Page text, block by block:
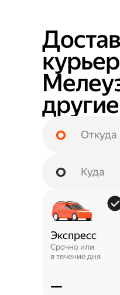
Экспресс
Срочно или
в течение дня
—